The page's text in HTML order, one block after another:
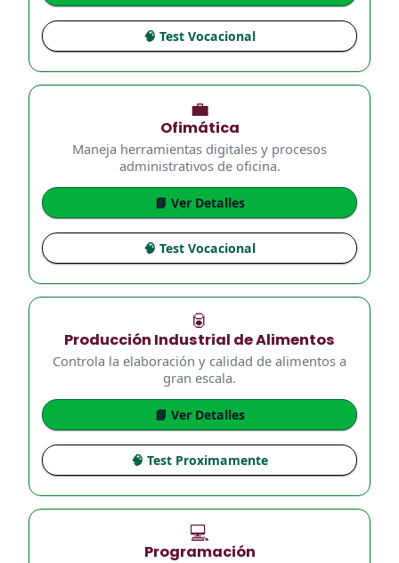
🧠 Test Vocacional
💼
Ofimática
Maneja herramientas digitales y procesos
administrativos de oficina.
📘 Ver Detalles
🧠 Test Vocacional
🥫
Producción Industrial de Alimentos
Controla la elaboración y calidad de alimentos a
gran escala.
📘 Ver Detalles
🧠 Test Proximamente
💻
Programación